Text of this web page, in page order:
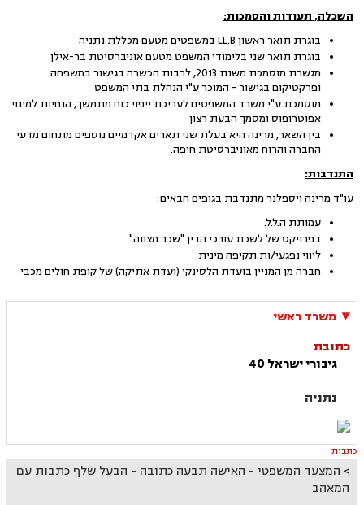
השכלה, תעודות והסמכות:
בוגרת תואר ראשון LL.B במשפטים מטעם מכללת נתניה
בוגרת תואר שני בלימודי המשפט מטעם אוניברסיטת בר-אילן
מגשרת מוסמכת משנת 2013, לרבות הכשרה בגישור במשפחה
ופרקטיקום בגישור - המוכר ע"י הנהלת בתי המשפט
מוסמכת ע"י משרד המשפטים לעריכת ייפוי כוח מתמשך, הנחיות למינוי
אפוטרופוס ומסמך הבעת רצון
בין השאר, מרינה היא בעלת שני תארים אקדמיים נוספים מתחום מדעי
החברה והרוח מאוניברסיטת חיפה.
התנדבות:
עו"ד מרינה ויספלנר מתנדבת בגופים הבאים:
עמותת ה.ל.ל.
בפרויקט של לשכת עורכי הדין "שכר מצווה"
ליווי נפגעי/ות תקיפה מינית
חברה מן המניין בועדת הלסינקי (ועדת אתיקה) של קופת חולים מכבי
משרד ראשי
כתובת
גיבורי ישראל 40
נתניה
כתבות
המצעד המשפטי - האישה תבעה כתובה - הבעל שלף כתבות עם
המאהב